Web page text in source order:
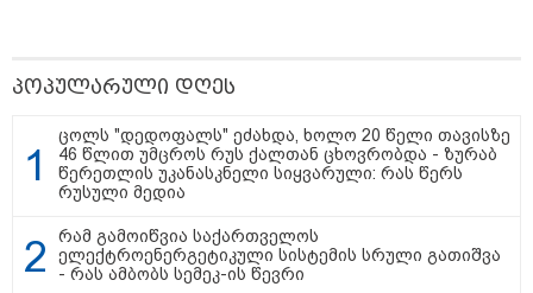
რა სასჯელი ემუქრება ნია
ბრალდება წარუდგინა
19:30 / 06-08-2026
გიგა ავალიანის საქმეზე ნია
იმნაძეს და ანასტასია
პოპულარული დღეს
ცოლს "დედოფალს" ეძახდა, ხოლო 20 წელი თავისზე
46 წლით უმცროს რუს ქალთან ცხოვრობდა - ზურაბ
წერეთლის უკანასკნელი სიყვარული: რას წერს
რუსული მედია
რამ გამოიწვია საქართველოს
ელექტროენერგეტიკული სისტემის სრული გათიშვა
- რას ამბობს სემეკ-ის წევრი